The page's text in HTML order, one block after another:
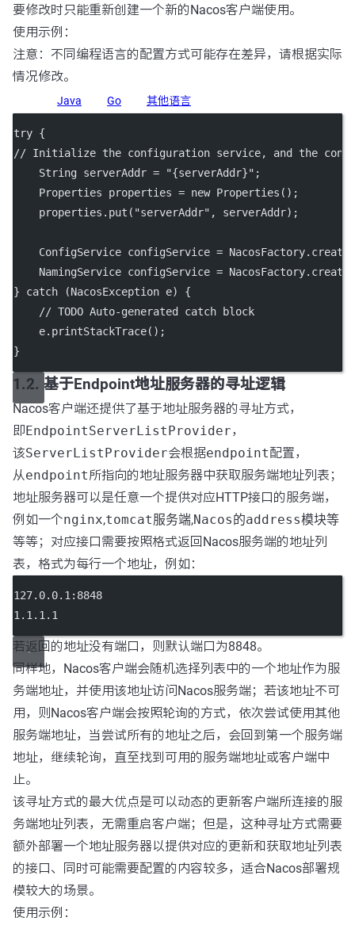
要修改时只能重新创建一个新的Nacos客户端使用。
使用示例：
注意：不同编程语言的配置方式可能存在差异，请根据实际
情况修改。
Java Go 其他语言
try {
// Initialize the configuration service, and the
    String serverAddr
= "{serverAddr}" ;
    Properties properties
= new Properties ();
    properties.
put ( "serverAddr" , serverAddr);
    ConfigService configService
= NacosFactory.
    NamingService configService
= NacosFactory.
} catch (NacosException e) {
// TODO Auto-generated catch block
    e.
printStackTrace();
}
1.2. 基于Endpoint地址服务器的寻址逻辑
Nacos客户端还提供了基于地址服务器的寻址方式，
即EndpointServerListProvider，
该ServerListProvider会根据endpoint配置，
从endpoint所指向的地址服务器中获取服务端地址列表；
地址服务器可以是任意一个提供对应HTTP接口的服务端，
例如一个nginx,tomcat服务端,Nacos的address模块等
等等；对应接口需要按照格式返回Nacos服务端的地址列
表，格式为每行一个地址，例如：
127.0.0.1:8848
1.1.1.1
若返回的地址没有端口，则默认端口为8848。
同样地，Nacos客户端会随机选择列表中的一个地址作为服
务端地址，并使用该地址访问Nacos服务端；若该地址不可
用，则Nacos客户端会按照轮询的方式，依次尝试使用其他
服务端地址，当尝试所有的地址之后，会回到第一个服务端
地址，继续轮询，直至找到可用的服务端地址或客户端中
止。
该寻址方式的最大优点是可以动态的更新客户端所连接的服
务端地址列表，无需重启客户端；但是，这种寻址方式需要
额外部署一个地址服务器以提供对应的更新和获取地址列表
的接口、同时可能需要配置的内容较多，适合Nacos部署规
模较大的场景。
使用示例：